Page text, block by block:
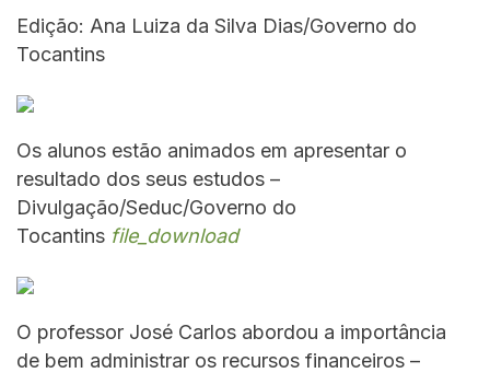
Edição: Ana Luiza da Silva Dias/Governo do
Tocantins
Os alunos estão animados em apresentar o
resultado dos seus estudos –
Divulgação/Seduc/Governo do
Tocantins file_download
O professor José Carlos abordou a importância
de bem administrar os recursos financeiros –